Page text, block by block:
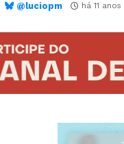
@luciopm há 11 anos